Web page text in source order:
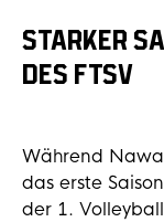
STARKER
DES FTSV
Während
das erste
der 1.